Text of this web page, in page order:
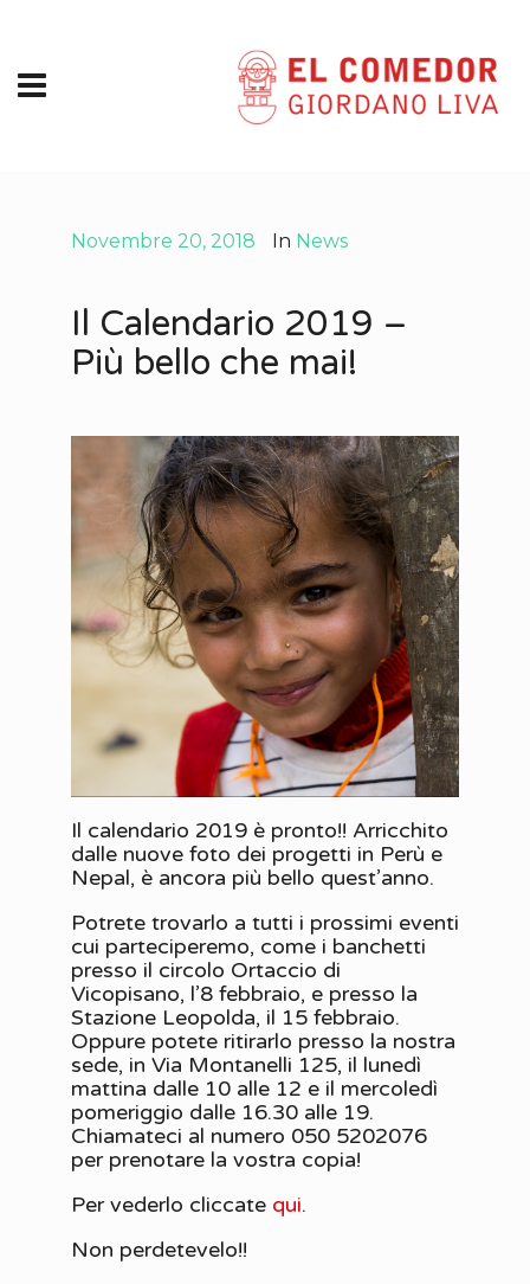
Novembre 20, 2018 In News
Il Calendario 2019 –
Più bello che mai!
Il calendario 2019 è pronto!! Arricchito
dalle nuove foto dei progetti in Perù e
Nepal, è ancora più bello quest’anno.
Potrete trovarlo a tutti i prossimi eventi
cui parteciperemo, come i banchetti
presso il circolo Ortaccio di
Vicopisano, l’8 febbraio, e presso la
Stazione Leopolda, il 15 febbraio.
Oppure potete ritirarlo presso la nostra
sede, in Via Montanelli 125, il lunedì
mattina dalle 10 alle 12 e il mercoledì
pomeriggio dalle 16.30 alle 19.
Chiamateci al numero 050 5202076
per prenotare la vostra copia!
Per vederlo cliccate qui.
Non perdetevelo!!